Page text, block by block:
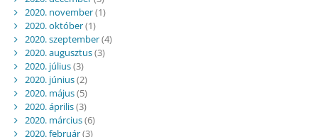
2020. november(1)
2020. október(1)
2020. szeptember(4)
2020. augusztus(3)
2020. július(3)
2020. június(2)
2020. május(5)
2020. április(3)
2020. március(6)
2020. február(3)